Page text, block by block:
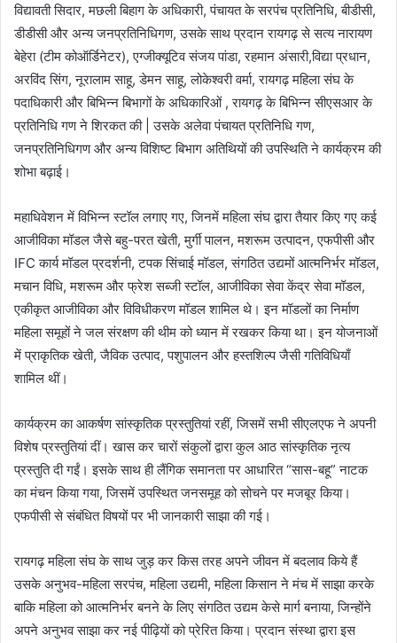
विद्यावती सिदार, मछली बिहाग के अधिकारी, पंचायत के सरपंच प्रतिनिधि, बीडीसी,
डीडीसी और अन्य जनप्रतिनिधिगण, उसके साथ प्रदान रायगढ़ से सत्य नारायण
बेहेरा (टीम कोऑर्डिनेटर), एग्जीक्यूटिव संजय पांडा, रहमान अंसारी,विद्या प्रधान,
अरविंद सिंग, नूरालाम साहू, डेमन साहू, लोकेश्वरी वर्मा, रायगढ़ महिला संघ के
पदाधिकारी और बिभिन्न बिभागों के अधिकारिओं , रायगढ़ के बिभिन्न सीएसआर के
प्रतिनिधि गण ने शिरकत की | उसके अलेवा पंचायत प्रतिनिधि गण,
जनप्रतिनिधिगण और अन्य विशिष्ट बिभाग अतिथियों की उपस्थिति ने कार्यक्रम की
शोभा बढ़ाई।
महाधिवेशन में विभिन्न स्टॉल लगाए गए, जिनमें महिला संघ द्वारा तैयार किए गए कई
आजीविका मॉडल जैसे बहु-परत खेती, मुर्गी पालन, मशरूम उत्पादन, एफपीसी और
IFC कार्य मॉडल प्रदर्शनी, टपक सिंचाई मॉडल, संगठित उद्यमों आत्मनिर्भर मॉडल,
मचान विधि, मशरूम और फ्रेश सब्जी स्टॉल, आजीविका सेवा केंद्र सेवा मॉडल,
एकीकृत आजीविका और विविधीकरण मॉडल शामिल थे। इन मॉडलों का निर्माण
महिला समूहों ने जल संरक्षण की थीम को ध्यान में रखकर किया था। इन योजनाओं
में प्राकृतिक खेती, जैविक उत्पाद, पशुपालन और हस्तशिल्प जैसी गतिविधियाँ
शामिल थीं।
कार्यक्रम का आकर्षण सांस्कृतिक प्रस्तुतियां रहीं, जिसमें सभी सीएलएफ ने अपनी
विशेष प्रस्तुतियां दीं। खास कर चारों संकुलों द्वारा कुल आठ सांस्कृतिक नृत्य
प्रस्तुति दी गईं। इसके साथ ही लैंगिक समानता पर आधारित “सास-बहू” नाटक
का मंचन किया गया, जिसमें उपस्थित जनसमूह को सोचने पर मजबूर किया।
एफपीसी से संबंधित विषयों पर भी जानकारी साझा की गई।
रायगढ़ महिला संघ के साथ जुड़ कर किस तरह अपने जीवन में बदलाव किये हैं
उसके अनुभव-महिला सरपंच, महिला उद्यमी, महिला किसान ने मंच में साझा करके
बाकि महिला को आत्मनिर्भर बनने के लिए संगठित उद्यम केसे मार्ग बनाया, जिन्होंने
अपने अनुभव साझा कर नई पीढ़ियों को प्रेरित किया। प्रदान संस्था द्वारा इस